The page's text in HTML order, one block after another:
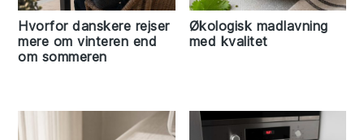
Hvorfor danskere rejser
mere om vinteren end
om sommeren
Økologisk madlavning
med kvalitet